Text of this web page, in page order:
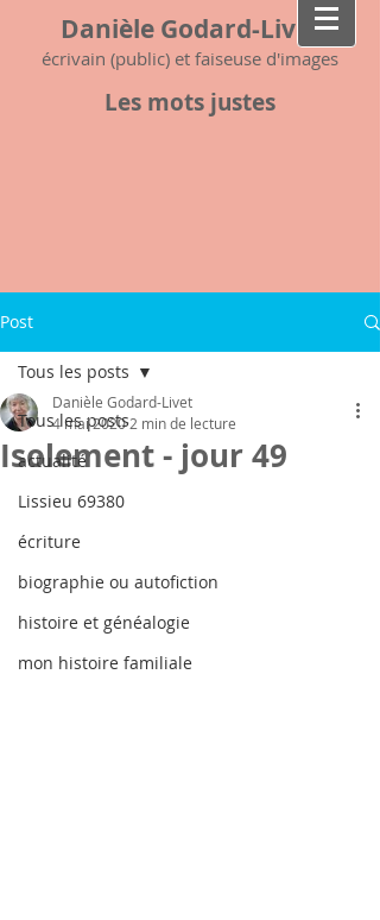
Danièle Godard-Livet
écrivain (public) et faiseuse d'images
Les mots justes
Post
Tous les posts
actualité
Lissieu 69380
écriture
biographie ou autofiction
histoire et généalogie
mon histoire familiale
Tous les posts
Isolement - jour 49
Danièle Godard-Livet
4 mai 2020 2 min de lecture